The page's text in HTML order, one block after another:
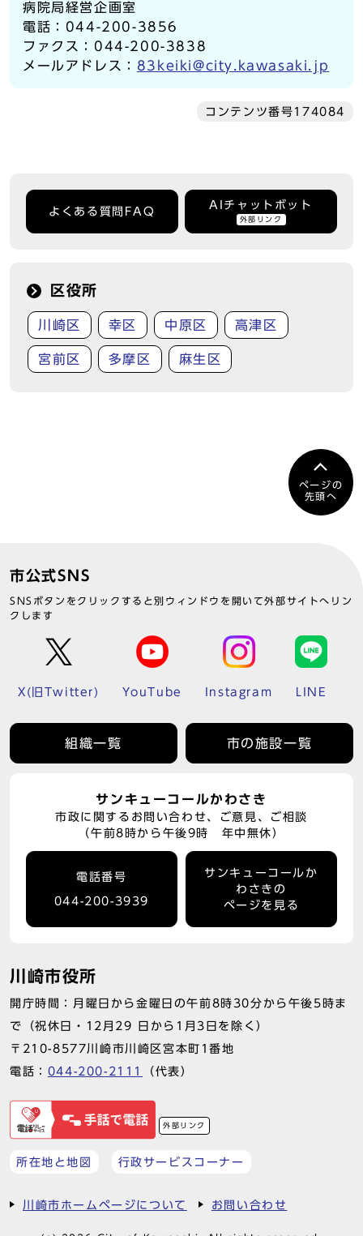
病院局経営企画室
電話：044-200-3856
ファクス：044-200-3838
メールアドレス： 83keiki@city.kawasaki.jp
コンテンツ番号174084
よくある質問FAQ
AIチャットボット
外部リンク
区役所
川崎区 幸区 中原区 高津区
宮前区 多摩区 麻生区
ページの
先頭へ
市公式SNS
SNSボタンをクリックすると別ウィンドウを開いて外部サイトへリン
クします
X(旧Twitter) YouTube Instagram LINE
組織一覧 市の施設一覧
サンキューコールかわさき
市政に関するお問い合わせ、ご意見、ご相談
（午前8時から午後9時 年中無休）
電話番号
044-200-3939
サンキューコールか
わさきの
ページを見る
川崎市役所
開庁時間：月曜日から金曜日の午前8時30分から午後5時ま
で（祝休日・12月29 日から1月3日を除く）
〒210-8577川崎市川崎区宮本町1番地
電話： 044-200-2111 （代表）
外部リンク
所在地と地図 行政サービスコーナー
川崎市ホームページについて お問い合わせ